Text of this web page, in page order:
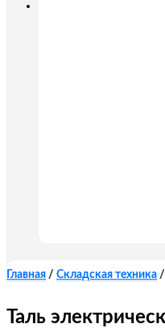
Главная / Складская техника /
Таль